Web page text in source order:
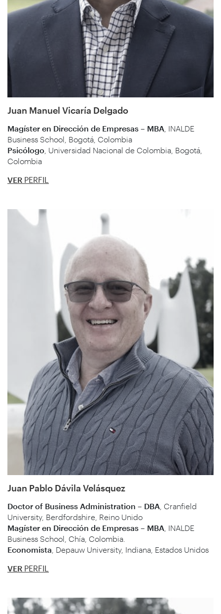
Juan Manuel Vicaría Delgado
Magíster en Dirección de Empresas – MBA , INALDE
Business School, Bogotá, Colombia
Psicólogo , Universidad Nacional de Colombia, Bogotá,
Colombia
VER PERFIL
Juan Pablo Dávila Velásquez
Doctor of Business Administration – DBA , Cranfield
University, Berdfordshire, Reino Unido
Magíster en Dirección de Empresas – MBA , INALDE
Business School, Chía, Colombia.
Economista , Depauw University, Indiana, Estados Unidos
VER PERFIL